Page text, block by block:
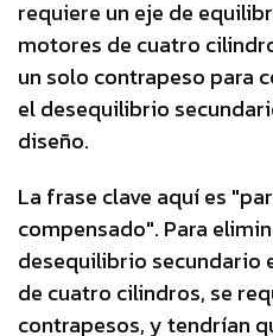
requiere un eje de
motores de cuatro
un solo contrapeso para
el desequilibrio
diseño.
La frase clave aquí es
compensado". Para
desequilibrio secundario
de cuatro cilindros, se
contrapesos, y tendrían